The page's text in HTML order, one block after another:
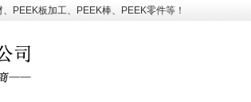
PEEK板加工、PEEK棒、PEEK零件等！